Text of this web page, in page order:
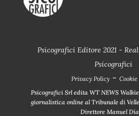
Psicografici Editore 2021 -
Psicografici
Privacy Policy -
Psicografici Srl edita WT NEWS
giornalistica online al Tribunale di
Direttore Manuel